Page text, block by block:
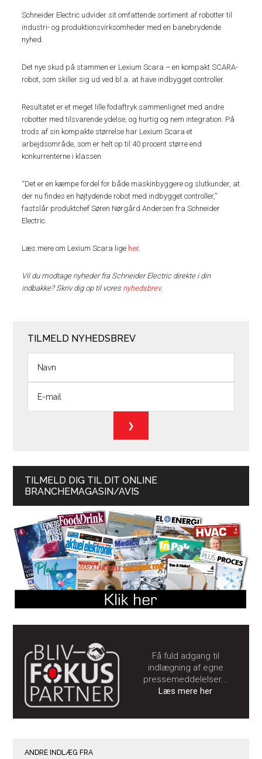
Schneider Electric udvider sit omfattende sortiment af robotter til
industri- og produktionsvirksomheder med en banebrydende
nyhed.
Det nye skud på stammen er Lexium Scara – en kompakt SCARA-
robot, som skiller sig ud ved bl.a. at have indbygget controller.
Resultatet er et meget lille fodaftryk sammenlignet med andre
robotter med tilsvarende ydelse, og hurtig og nem integration. På
trods af sin kompakte størrelse har Lexium Scara et
arbejdsområde, som er helt op til 40 procent større end
konkurrenterne i klassen.
“Det er en kæmpe fordel for både maskinbyggere og slutkunder, at
der nu findes en højtydende robot med indbygget controller,”
fastslår produktchef Søren Nørgård Andersen fra Schneider
Electric.
Læs mere om Lexium Scara lige her.
Vil du modtage nyheder fra Schneider Electric direkte i din
indbakke? Skriv dig op til vores nyhedsbrev.
TILMELD NYHEDSBREV
TILMELD DIG TIL DIT ONLINE
BRANCHEMAGASIN/AVIS
Få fuld adgang til
indlægning af egne
pressemeddelelser...
Læs mere her
ANDRE INDLÆG FRA